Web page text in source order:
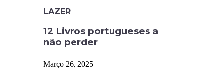
LAZER
12 Livros portugueses a
não perder
Março 26, 2025